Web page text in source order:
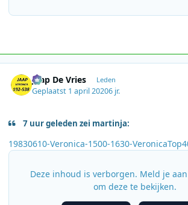
Jaap De Vries Leden
Geplaatst 1 april 20206 jr.
7 uur geleden zei martinja:
19830610-Veronica-1500-1630-
Deze inhoud is verborgen. Meld je
om deze te bekijken.